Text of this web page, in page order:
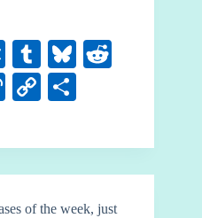
V
K
T
u
m
r
Bl
Si
W
ei
bo
C
y
Li
nk
ра
ви
ть
of the week, just